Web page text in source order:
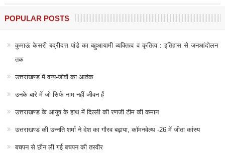
POPULAR POSTS
कुमाऊं केसरी बद्रीदत्त पांडे का बहुआयामी व्यक्तित्व व कृतित्व : इतिहास से जनआंदोलन
तक
उत्तराखण्ड में वन्य-जीवों का आतंक
उनके बारे में जो सिर्फ नाम नहीं जीवन हैं
उत्तराखण्ड के आयुष के हाथ में दिल्ली की रणजी टीम की कमान
उत्तराखण्ड की उन्नति शर्मा ने देश का गौरव बढ़ाया, कॉमनवेल्थ -26 में जीता कांस्य
बचपन से छीन ली गई बचपन की तस्वीर